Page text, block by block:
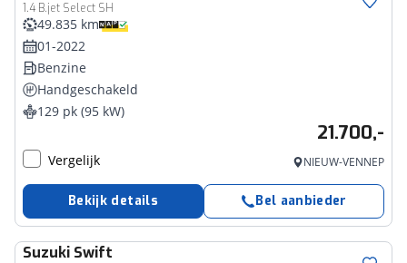
1.4 B.jet Select SH
49.835 km
01-2022
Benzine
Handgeschakeld
129 pk (95 kW)
21.700,-
Vergelijk NIEUW-VENNEP
Bekijk details Bel aanbieder
Suzuki Swift